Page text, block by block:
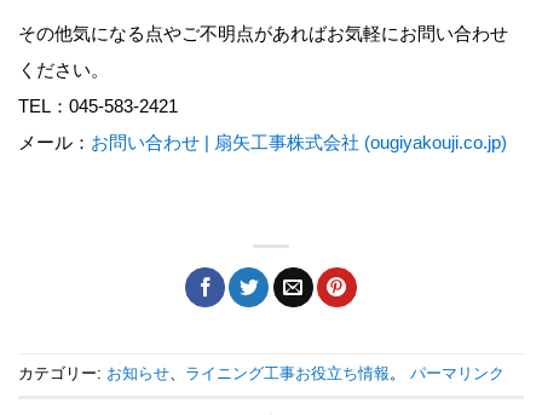
その他気になる点やご不明点があればお気軽にお問い合わせ
ください。
TEL：045-583-2421
メール： お問い合わせ | 扇矢工事株式会社 (ougiyakouji.co.jp)
カテゴリー: お知らせ、 ライニング工事お役立ち情報。 パーマリンク